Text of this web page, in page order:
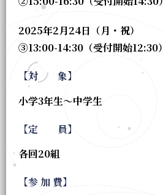
2025年2月24日（月・祝）
③13:00-14:30（受付開始12:30）
【対 象】
小学3年生〜中学生
【定 員】
各回20組
【参 加 費】